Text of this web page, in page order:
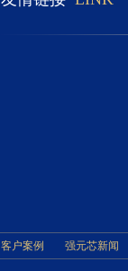
客户案例 强元芯新闻